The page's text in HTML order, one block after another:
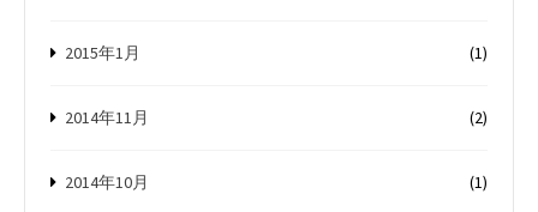
2015年1月 (1)
2014年11月 (2)
2014年10月 (1)